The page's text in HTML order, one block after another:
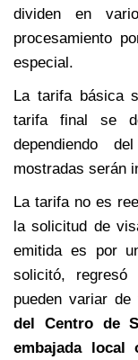
dividen en
procesamiento
especial.
La tarifa básica
tarifa final se
dependiendo
mostradas serán
La tarifa no es
la solicitud de
emitida es por
solicitó,
pueden variar
del Centro de
embajada